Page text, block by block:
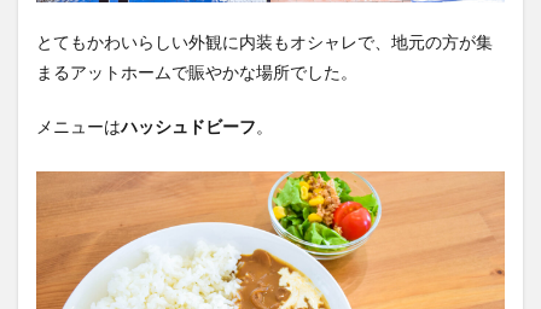
とてもかわいらしい外観に内装もオシャレで、地元の方が集
まるアットホームで賑やかな場所でした。
メニューはハッシュドビーフ。